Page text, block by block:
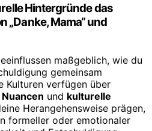
Hintergründe das
„Danke, Mama“ und
maßgeblich, wie du
gemeinsam
Kulturen verfügen über
und kulturelle
Herangehensweise prägen,
formeller oder emotionaler